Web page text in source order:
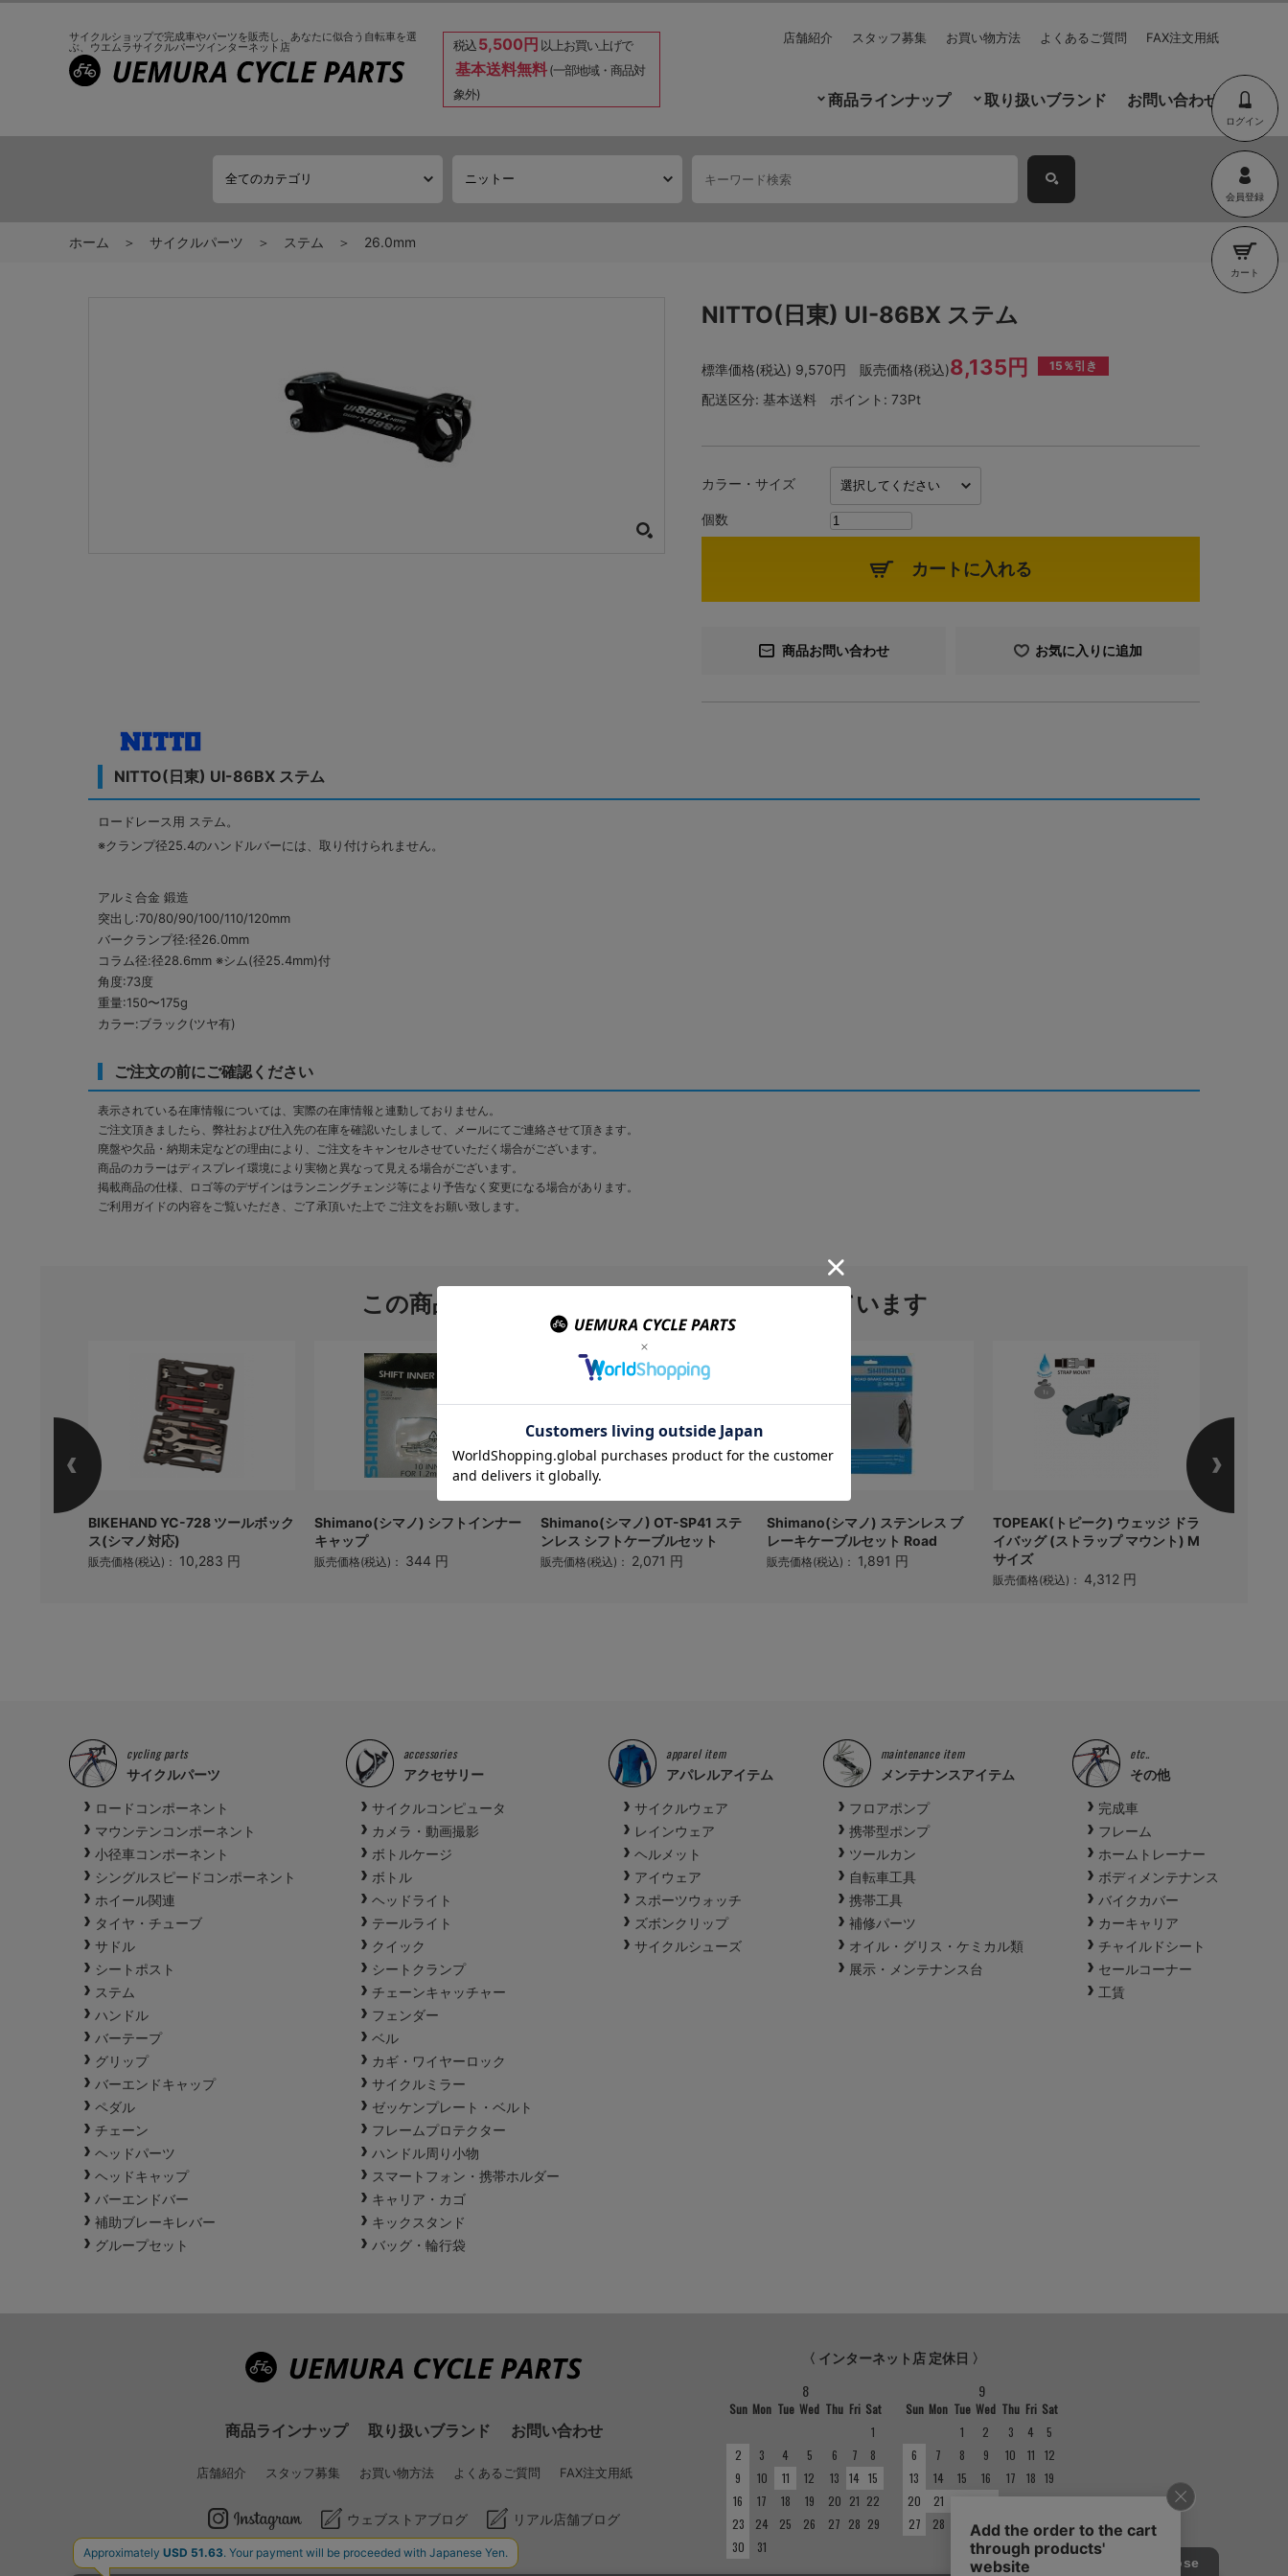
サイクルショップで完成車やパーツを販売し、 あなたに似合う自転車を選
ぶ、 ウエムラサイクルパーツインターネット店 税込5,500円 以上お買い上げで
基本送料無料(一部地域・商品対
象外)
店舗紹介 スタッフ募集 お買い物方法 よくあるご質問 FAX注文用紙
ログイン
会員登録
カート
商品ラインナップ 取り扱いブランド お問い合わせ
ホーム サイクルパーツ ステム 26.0mm
NITTO(日東) UI-86BX ステム
標準価格(税込) 9,570円 販売価格(税込)8,135円 15％引き
配送区分: 基本送料 ポイント: 73Pt
カラー・サイズ
個数
カートに入れる
商品お問い合わせ お気に入りに追加
NITTO(日東) UI-86BX ステム
ロードレース用 ステム。
※クランプ径25.4のハンドルバーには、取り付けられません。
アルミ合金 鍛造
突出し:70/80/90/100/110/120mm
バークランプ径:径26.0mm
コラム径:径28.6mm ※シム(径25.4mm)付
角度:73度
重量:150〜175g
カラー:ブラック(ツヤ有)
ご注文の前にご確認ください
表示されている在庫情報については、実際の在庫情報と連動しておりません。
ご注文頂きましたら、弊社および仕入先の在庫を確認いたしまして、メールにてご連絡させて頂きます。
廃盤や欠品・納期未定などの理由により、ご注文をキャンセルさせていただく場合がございます。
商品のカラーはディスプレイ環境により実物と異なって見える場合がございます。
掲載商品の仕様、ロゴ等のデザインはランニングチェンジ等により予告なく変更になる場合があります。
ご利用ガイドの内容をご覧いただき、ご了承頂いた上で ご注文をお願い致します。
この商品を購入のお客様はこんな商品を買っています
BIKEHAND YC-728 ツールボック
ス(シマノ対応)
販売価格(税込)： 10,283 円
Shimano(シマノ) シフトインナー
キャップ
販売価格(税込)： 344 円
Shimano(シマノ) OT-SP41 ステ
ンレス シフトケーブルセット
販売価格(税込)： 2,071 円
Shimano(シマノ) ステンレス ブ
レーキケーブルセット Road
販売価格(税込)： 1,891 円
TOPEAK(トピーク) ウェッジ ドラ
イバッグ (ストラップ マウント) M
サイズ
販売価格(税込)： 4,312 円
cycling parts
サイクルパーツ
ロードコンポーネント
マウンテンコンポーネント
小径車コンポーネント
シングルスピードコンポーネント
ホイール関連
タイヤ・チューブ
サドル
シートポスト
ステム
ハンドル
バーテープ
グリップ
バーエンドキャップ
ペダル
チェーン
ヘッドパーツ
ヘッドキャップ
バーエンドバー
補助ブレーキレバー
グループセット
accessories
アクセサリー
サイクルコンピュータ
カメラ・動画撮影
ボトルケージ
ボトル
ヘッドライト
テールライト
クイック
シートクランプ
チェーンキャッチャー
フェンダー
ベル
カギ・ワイヤーロック
サイクルミラー
ゼッケンプレート・ベルト
フレームプロテクター
ハンドル周り小物
スマートフォン・携帯ホルダー
キャリア・カゴ
キックスタンド
バッグ・輪行袋
apparel item
アパレルアイテム
サイクルウェア
レインウェア
ヘルメット
アイウェア
スポーツウォッチ
ズボンクリップ
サイクルシューズ
maintenance item
メンテナンスアイテム
フロアポンプ
携帯型ポンプ
ツールカン
自転車工具
携帯工具
補修パーツ
オイル・グリス・ケミカル類
展示・メンテナンス台
etc..
その他
完成車
フレーム
ホームトレーナー
ボディメンテナンス
バイクカバー
カーキャリア
チャイルドシート
セールコーナー
工賃
商品ラインナップ 取り扱いブランド お問い合わせ
店舗紹介 スタッフ募集 お買い物方法 よくあるご質問 FAX注文用紙
ウェブストアブログ リアル店舗ブログ
〈 インターネット店 定休日 〉
8
Sun Mon Tue Wed Thu Fri Sat
1
2
3 4 5 6 7
8
9
10 11 12 13 14 15
16
17 18 19 20 21 22
23
24 25 26 27 28 29
30
31
9
Sun Mon Tue Wed Thu Fri Sat
1
2 3 4
5
6
7 8 9 10 11
12
13
14 15 16 17 18 19
20
21 24 25 26
27
28 30